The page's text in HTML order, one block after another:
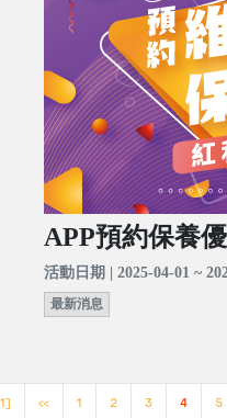
APP預約保養
活動日期 | 2025-04-01 ~
最新消息
<< 1 2 3 4 5